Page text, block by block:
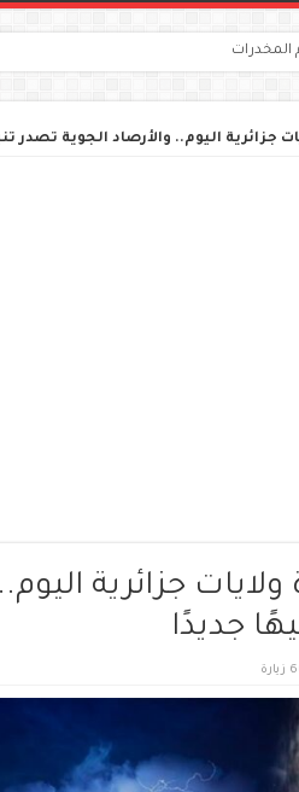
المخدرات
جزائرية اليوم.. والأرصاد الجوية تصدر
جزائرية اليوم..
جديدًا